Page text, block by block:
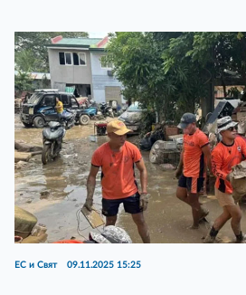
ЕС и Свят 09.11.2025 15:25